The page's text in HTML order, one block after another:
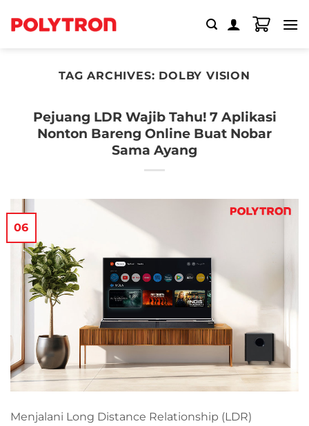
TAG ARCHIVES: DOLBY VISION
Pejuang LDR Wajib Tahu! 7 Aplikasi
Nonton Bareng Online Buat Nobar
Sama Ayang
06
Menjalani Long Distance Relationship (LDR)